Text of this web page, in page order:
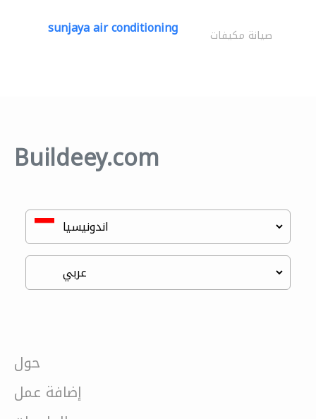
sunjaya air conditioning صيانة مكيفات
Buildeey.com
حول
إضافة عمل